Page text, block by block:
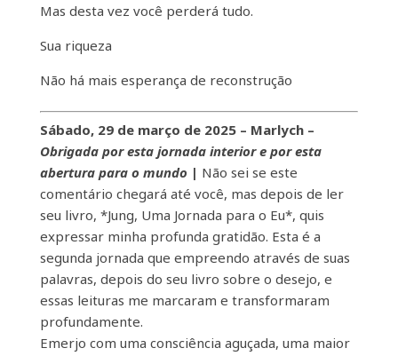
Mas desta vez você perderá tudo.
Sua riqueza
Não há mais esperança de reconstrução
Sábado, 29 de março de 2025 – Marlych–
Obrigada por esta jornada interior e por esta
abertura para o mundo | Não sei se este
comentário chegará até você, mas depois de ler
seu livro, *Jung, Uma Jornada para o Eu*, quis
expressar minha profunda gratidão. Esta é a
segunda jornada que empreendo através de suas
palavras, depois do seu livro sobre o desejo, e
essas leituras me marcaram e transformaram
profundamente.
Emerjo com uma consciência aguçada, uma maior